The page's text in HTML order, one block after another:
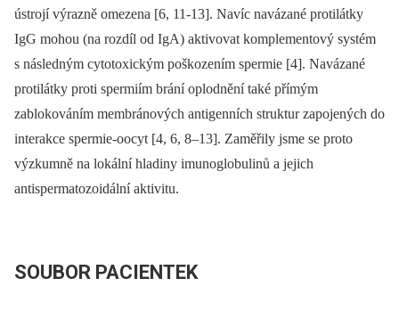
ústrojí výrazně omezena [6, 11-13]. Navíc navázané protilátky
IgG mohou (na rozdíl od IgA) aktivovat komplementový systém
s následným cytotoxickým poškozením spermie [4]. Navázané
protilátky proti spermiím brání oplodnění také přímým
zablokováním membránových antigenních struktur zapojených do
interakce spermie-oocyt [4, 6, 8–13]. Zaměřily jsme se proto
výzkumně na lokální hladiny imunoglobulinů a jejich
antispermatozoidální aktivitu.
SOUBOR PACIENTEK